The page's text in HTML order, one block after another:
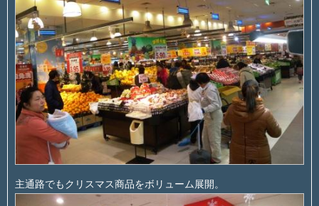
主通路でもクリスマス商品をボリューム展開。